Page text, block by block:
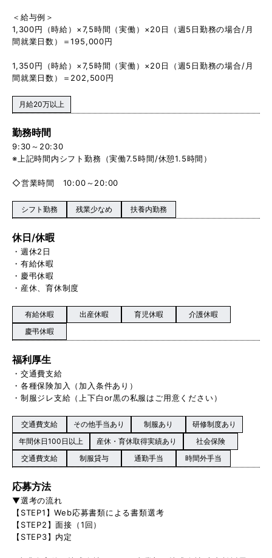
＜給与例＞
1,300円（時給）×7,5時間（実働）×20日（週5日勤務の場合/月
間就業日数）＝195,000円
1,350円（時給）×7,5時間（実働）×20日（週5日勤務の場合/月
間就業日数）＝202,500円
月給20万以上
勤務時間
9:30～20:30
※上記時間内シフト勤務（実働7.5時間/休憩1.5時間）
◇営業時間 10:00～20:00
シフト勤務 残業少なめ 扶養内勤務
休日/休暇
・週休2日
・有給休暇
・慶弔休暇
・産休、育休制度
有給休暇 出産休暇 育児休暇
介護休暇
慶弔休暇
福利厚生
・交通費支給
・各種保険加入（加入条件あり）
・制服ジレ支給（上下白or黒の私服はご用意ください）
交通費支給 その他手当あり 制服あり
研修制度あり
年間休日100日以上
産休・育休取得実績あり
社会保険
交通費支給
制服貸与 通勤手当 時間外手当
応募方法
▼選考の流れ
【STEP1】Web応募書類による書類選考
【STEP2】面接（1回）
【STEP3】内定